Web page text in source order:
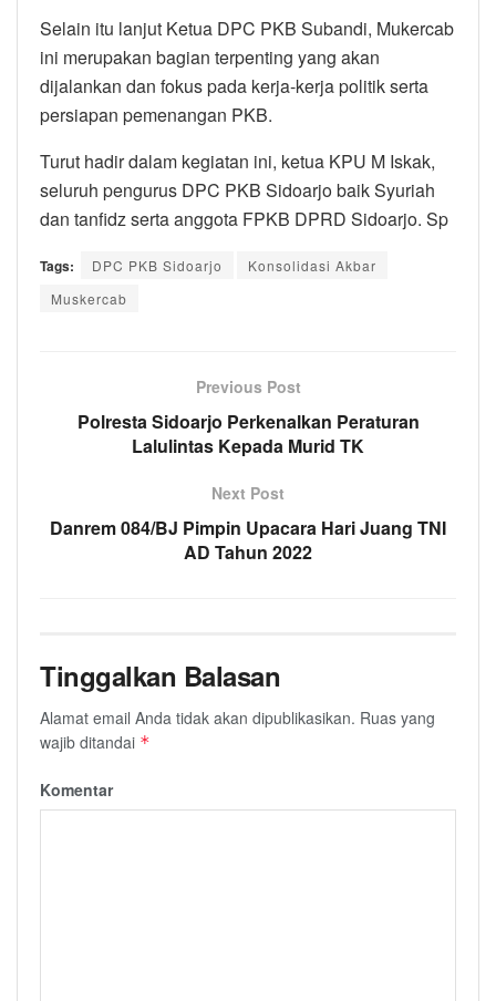
Selain itu lanjut Ketua DPC PKB Subandi, Mukercab
ini merupakan bagian terpenting yang akan
dijalankan dan fokus pada kerja-kerja politik serta
persiapan pemenangan PKB.
Turut hadir dalam kegiatan ini, ketua KPU M Iskak,
seluruh pengurus DPC PKB Sidoarjo baik Syuriah
dan tanfidz serta anggota FPKB DPRD Sidoarjo. Sp
Tags: DPC PKB Sidoarjo
Konsolidasi Akbar
Muskercab
Previous Post
Polresta Sidoarjo Perkenalkan Peraturan
Lalulintas Kepada Murid TK
Next Post
Danrem 084/BJ Pimpin Upacara Hari Juang TNI
AD Tahun 2022
Tinggalkan Balasan
Alamat email Anda tidak akan dipublikasikan. Ruas yang
wajib ditandai *
Komentar